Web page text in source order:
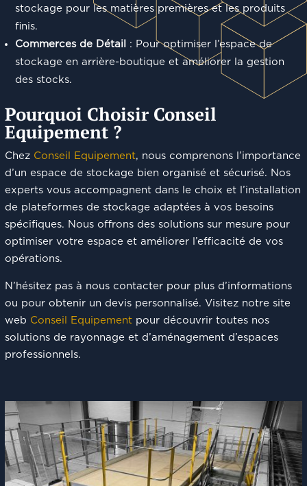
stockage pour les matières premières et les produits
finis.
Commerces de Détail
: Pour optimiser l’espace de
stockage en arrière-boutique et améliorer la gestion
des stocks.
Pourquoi Choisir Conseil
Equipement ?
Chez Conseil Equipement, nous comprenons l’importance
d’un espace de stockage bien organisé et sécurisé. Nos
experts vous accompagnent dans le choix et l’installation
de plateformes de stockage adaptées à vos besoins
spécifiques. Nous offrons des solutions sur mesure pour
optimiser votre espace et améliorer l’efficacité de vos
opérations.
N’hésitez pas à nous contacter pour plus d’informations
ou pour obtenir un devis personnalisé. Visitez notre site
web Conseil Equipementpour découvrir toutes nos
solutions de rayonnage et d’aménagement d’espaces
professionnels.